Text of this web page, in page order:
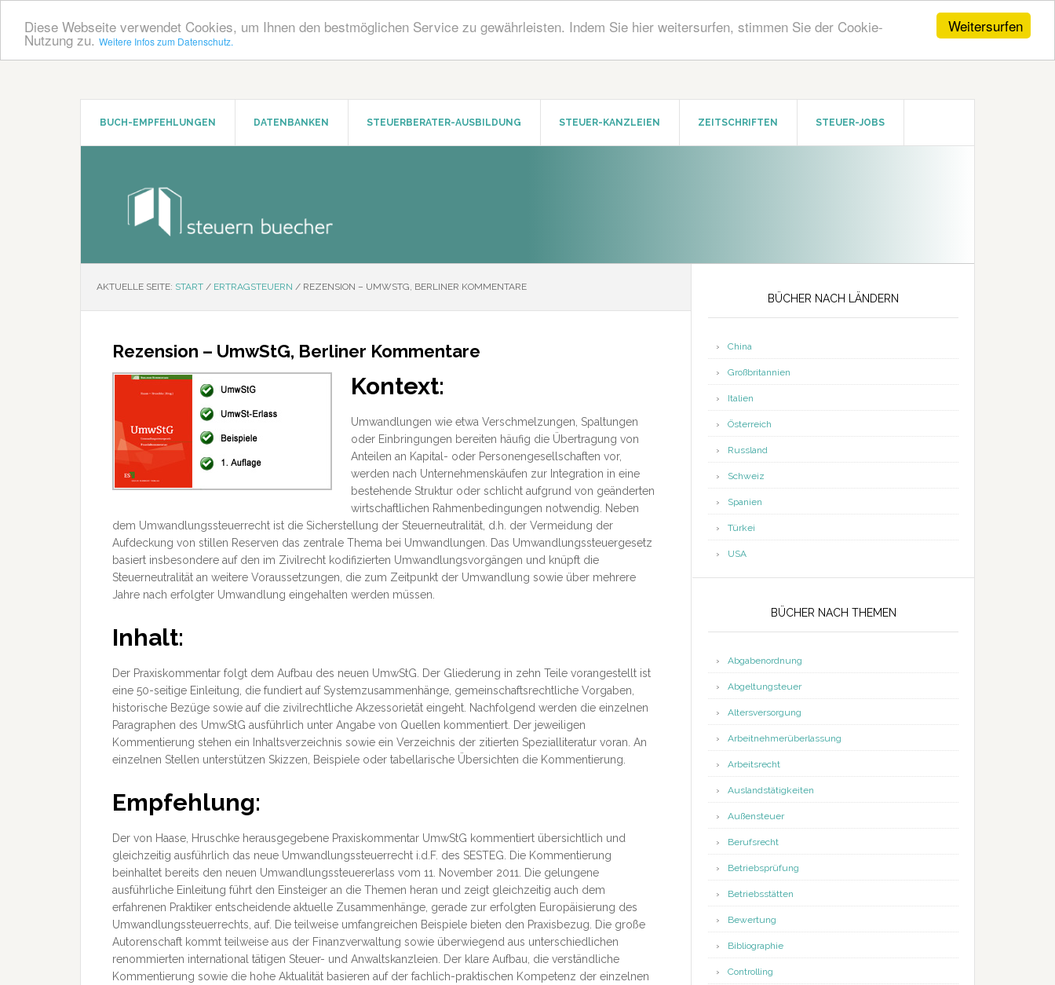
Weitersurfen
Diese Webseite verwendet Cookies, um Ihnen den bestmöglichen Service zu gewährleisten. Indem Sie hier weitersurfen, stimmen Sie der Cookie-
Nutzung zu. Weitere Infos zum Datenschutz.
Zum
Zur
BUCH-EMPFEHLUNGEN DATENBANKEN STEUERBERATER-AUSBILDUNG STEUER-KANZLEIEN ZEITSCHRIFTEN STEUER-JOBS
AKTUELLE SEITE: START / ERTRAGSTEUERN / REZENSION – UMWSTG, BERLINER KOMMENTARE
Rezension – UmwStG, Berliner Kommentare
Kontext:
Umwandlungen wie etwa Verschmelzungen, Spaltungen
oder Einbringungen bereiten häufig die Übertragung von
Anteilen an Kapital- oder Personengesellschaften vor,
werden nach Unternehmenskäufen zur Integration in eine
bestehende Struktur oder schlicht aufgrund von geänderten
wirtschaftlichen Rahmenbedingungen notwendig. Neben
dem Umwandlungssteuerrecht ist die Sicherstellung der Steuerneutralität, d.h. der Vermeidung der
Aufdeckung von stillen Reserven das zentrale Thema bei Umwandlungen. Das Umwandlungssteuergesetz
basiert insbesondere auf den im Zivilrecht kodifizierten Umwandlungsvorgängen und knüpft die
Steuerneutralität an weitere Voraussetzungen, die zum Zeitpunkt der Umwandlung sowie über mehrere
Jahre nach erfolgter Umwandlung eingehalten werden müssen.
Inhalt:
Der Praxiskommentar folgt dem Aufbau des neuen UmwStG. Der Gliederung in zehn Teile vorangestellt ist
eine 50-seitige Einleitung, die fundiert auf Systemzusammenhänge, gemeinschaftsrechtliche Vorgaben,
historische Bezüge sowie auf die zivilrechtliche Akzessorietät eingeht. Nachfolgend werden die einzelnen
Paragraphen des UmwStG ausführlich unter Angabe von Quellen kommentiert. Der jeweiligen
Kommentierung stehen ein Inhaltsverzeichnis sowie ein Verzeichnis der zitierten Spezialliteratur voran. An
einzelnen Stellen unterstützen Skizzen, Beispiele oder tabellarische Übersichten die Kommentierung.
Empfehlung:
Der von Haase, Hruschke herausgegebene Praxiskommentar UmwStG kommentiert übersichtlich und
gleichzeitig ausführlich das neue Umwandlungssteuerrecht i.d.F. des SESTEG. Die Kommentierung
beinhaltet bereits den neuen Umwandlungssteuererlass vom 11. November 2011. Die gelungene
ausführliche Einleitung führt den Einsteiger an die Themen heran und zeigt gleichzeitig auch dem
erfahrenen Praktiker entscheidende aktuelle Zusammenhänge, gerade zur erfolgten Europäisierung des
Umwandlungssteuerrechts, auf. Die teilweise umfangreichen Beispiele bieten den Praxisbezug. Die große
Autorenschaft kommt teilweise aus der Finanzverwaltung sowie überwiegend aus unterschiedlichen
renommierten international tätigen Steuer- und Anwaltskanzleien. Der klare Aufbau, die verständliche
Kommentierung sowie die hohe Aktualität basieren auf der fachlich-praktischen Kompetenz der einzelnen
BÜCHER NACH LÄNDERN
China
Großbritannien
Italien
Österreich
Russland
Schweiz
Spanien
Türkei
USA
BÜCHER NACH THEMEN
Abgabenordnung
Abgeltungsteuer
Altersversorgung
Arbeitnehmerüberlassung
Arbeitsrecht
Auslandstätigkeiten
Außensteuer
Berufsrecht
Betriebsprüfung
Betriebsstätten
Bewertung
Bibliographie
Controlling